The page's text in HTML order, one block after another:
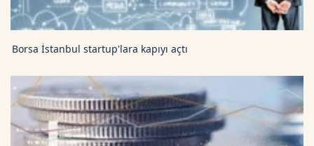
Borsa İstanbul startup'lara kapıyı açtı